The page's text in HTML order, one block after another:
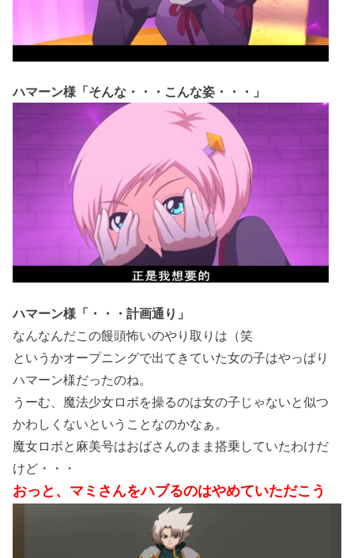
ハマーン様「そんな・・・こんな姿・・・」
ハマーン様「・・・計画通り」
なんなんだこの饅頭怖いのやり取りは（笑
というかオープニングで出てきていた女の子はやっぱり
ハマーン様だったのね。
うーむ、魔法少女ロボを操るのは女の子じゃないと似つ
かわしくないということなのかなぁ。
魔女ロボと麻美号はおばさんのまま搭乗していたわけだ
けど・・・
おっと、マミさんをハブるのはやめていただこう